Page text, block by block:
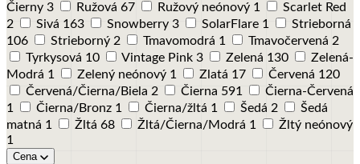
Čierny 3 Ružová 67 Ružový neónový 1
Scarlet Red
2
Sivá 163 Snowberry 3 SolarFlare 1
Strieborná
106
Strieborný 2 Tmavomodrá 1 Tmavočervená 2
Tyrkysová 10 Vintage Pink 3 Zelená 130
Zelená-
Modrá 1 Zelený neónový 1 Zlatá 17 Červená 120
Červená/Čierna/Biela 2 Čierna 591
Čierna-Červená
1
Čierna/Bronz 1 Čierna/žltá 1 Šedá 2
Šedá
matná 1 Žltá 68 Žltá/Čierna/Modrá 1
Žltý neónový
1
Cena